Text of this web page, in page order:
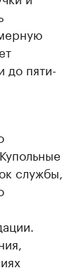
до пяти-
службы,